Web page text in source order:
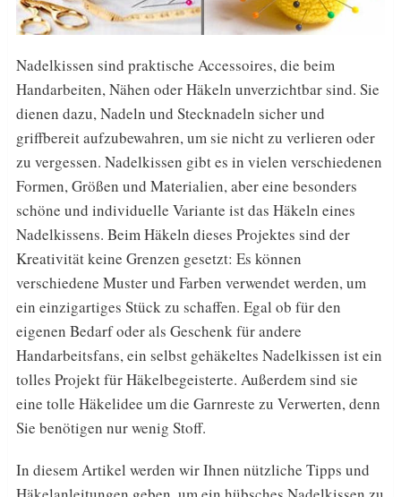
Nadelkissen sind praktische Accessoires, die beim
Handarbeiten, Nähen oder Häkeln unverzichtbar sind. Sie
dienen dazu, Nadeln und Stecknadeln sicher und
griffbereit aufzubewahren, um sie nicht zu verlieren oder
zu vergessen. Nadelkissen gibt es in vielen verschiedenen
Formen, Größen und Materialien, aber eine besonders
schöne und individuelle Variante ist das Häkeln eines
Nadelkissens. Beim Häkeln dieses Projektes sind der
Kreativität keine Grenzen gesetzt: Es können
verschiedene Muster und Farben verwendet werden, um
ein einzigartiges Stück zu schaffen. Egal ob für den
eigenen Bedarf oder als Geschenk für andere
Handarbeitsfans, ein selbst gehäkeltes Nadelkissen ist ein
tolles Projekt für Häkelbegeisterte. Außerdem sind sie
eine tolle Häkelidee um die Garnreste zu Verwerten, denn
Sie benötigen nur wenig Stoff.
In diesem Artikel werden wir Ihnen nützliche Tipps und